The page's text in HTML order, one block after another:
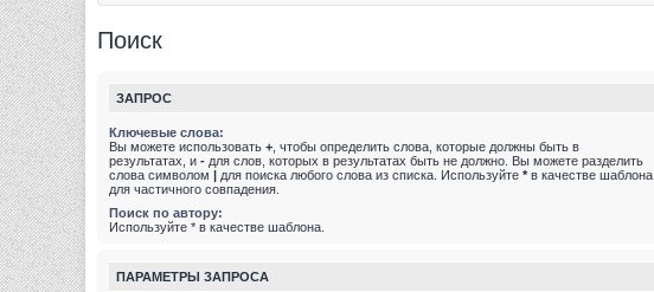
Поиск
ЗАПРОС
Ключевые слова:
Вы можете использовать + , чтобы определить слова, которые должны быть в
результатах, и - для слов, которых в результатах быть не должно. Вы можете разделить
слова символом | для поиска любого слова из списка. Используйте *в качестве шаблона
для частичного совпадения.
Поиск по автору:
Используйте * в качестве шаблона.
ПАРАМЕТРЫ ЗАПРОСА